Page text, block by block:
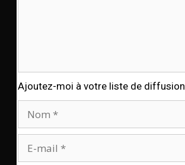
Ajoutez-moi à votre liste de diffusion